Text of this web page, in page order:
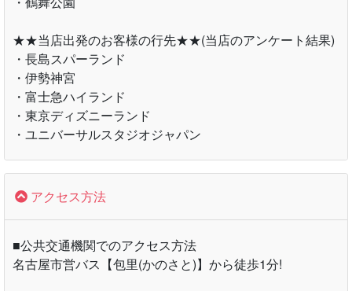
★★当店出発のお客様の行先★★(当店のアンケート結果)
・長島スパーランド
・伊勢神宮
・富士急ハイランド
・東京ディズニーランド
・ユニバーサルスタジオジャパン
アクセス方法
■公共交通機関でのアクセス方法
名古屋市営バス【包里(かのさと)】から徒歩1分!